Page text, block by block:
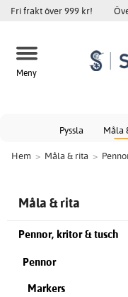
Fri frakt över 999 kr!
Meny
Pyssla Måla
Hem > Måla & rita >
Måla & rita
Pennor, kritor & tusch
Pennor
Markers